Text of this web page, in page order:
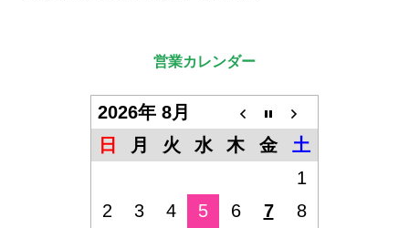
営業カレンダー
2026年 8月
日
月 火 水 木 金
土
1
2
3 4 5 6 7
8